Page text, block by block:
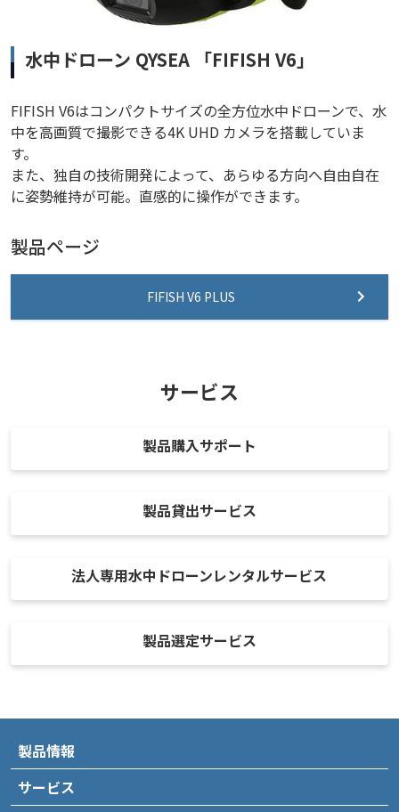
水中ドローン QYSEA 「FIFISH V6」
FIFISH V6はコンパクトサイズの全方位水中ドローンで、水
中を高画質で撮影できる4K UHD カメラを搭載していま
す。
また、独自の技術開発によって、あらゆる方向へ自由自在
に姿勢維持が可能。直感的に操作ができます。
製品ページ
FIFISH V6 PLUS
サービス
製品購入サポート
製品貸出サービス
法人専用水中ドローンレンタルサービス
製品選定サービス
製品情報
サービス